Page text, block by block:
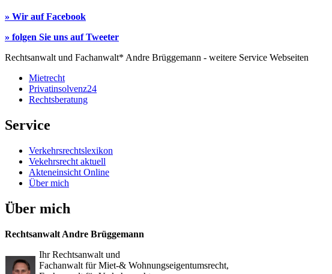
» Wir auf Facebook
» folgen Sie uns auf Tweeter
Rechtsanwalt und Fachanwalt* Andre Brüggemann - weitere Service Webseiten
Mietrecht
Privatinsolvenz24
Rechtsberatung
Service
Verkehrsrechtslexikon
Vekehrsrecht aktuell
Akteneinsicht Online
Über mich
Über mich
Rechtsanwalt Andre Brüggemann
Ihr Rechtsanwalt und
Fachanwalt für Miet-& Wohnungseigentumsrecht,